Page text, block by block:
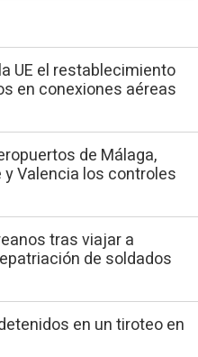
UE el restablecimiento
en conexiones aéreas
de Málaga,
y Valencia los controles
tras viajar a
de soldados
en un tiroteo en